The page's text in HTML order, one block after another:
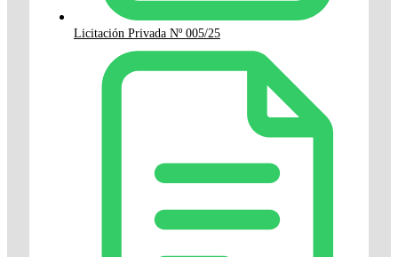
Licitación Privada Nº 005/25